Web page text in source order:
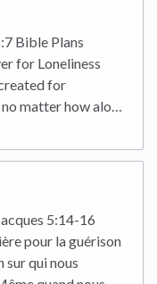
Bible Plans
for Loneliness
for
matter how alo…
5:14-16
pour la guérison
sur qui nous